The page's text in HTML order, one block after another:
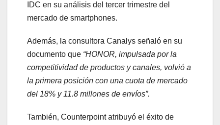
IDC en su análisis del tercer trimestre del
mercado de smartphones.
Además, la consultora Canalys señaló en su
documento que “HONOR, impulsada por la
competitividad de productos y canales, volvió a
la primera posición con una cuota de mercado
del 18% y 11.8 millones de envíos”.
También, Counterpoint atribuyó el éxito de